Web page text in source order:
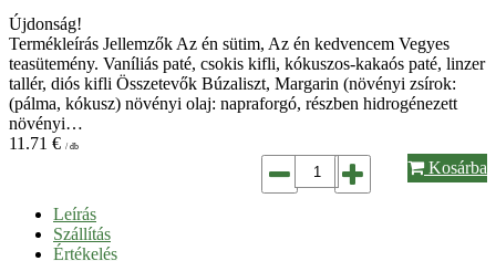
Újdonság!
Termékleírás Jellemzők Az én sütim, Az én kedvencem Vegyes
teasütemény. Vaníliás paté, csokis kifli, kókuszos-kakaós paté, linzer
tallér, diós kifli Összetevők Búzaliszt, Margarin (növényi zsírok:
(pálma, kókusz) növényi olaj: napraforgó, részben hidrogénezett
növényi…
11.71 € / db
Kosárba
Leírás
Szállítás
Értékelés